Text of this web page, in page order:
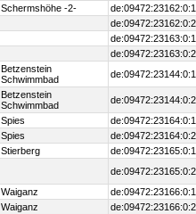
Schermshöhe -2-
de:09472:23162:0:1
de:09472:23162:0:2
de:09472:23163:0:1
de:09472:23163:0:2
Betzenstein
Schwimmbad
de:09472:23144:0:1
Betzenstein
Schwimmbad
de:09472:23144:0:2
Spies
de:09472:23164:0:1
Spies
de:09472:23164:0:2
Stierberg
de:09472:23165:0:1
de:09472:23165:0:2
Waiganz
de:09472:23166:0:1
Waiganz
de:09472:23166:0:2